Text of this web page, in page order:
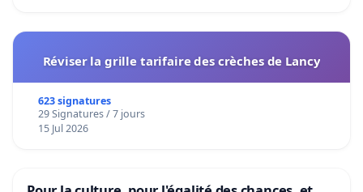
Réviser la grille tarifaire des crèches de Lancy
623 signatures
29 Signatures / 7 jours
15 Jul 2026